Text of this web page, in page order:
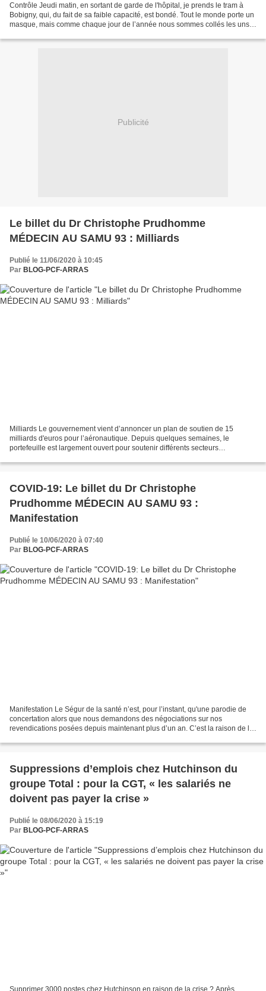
Contrôle Jeudi matin, en sortant de garde de l'hôpital, je prends le tram à
Bobigny, qui, du fait de sa faible capacité, est bondé. Tout le monde porte un
masque, mais comme chaque jour de l’année nous sommes collés les uns
Publicité
Le billet du Dr Christophe Prudhomme
MÉDECIN AU SAMU 93 : Milliards
Publié le 11/06/2020 à 10:45
Par BLOG-PCF-ARRAS
Milliards Le gouvernement vient d’annoncer un plan de soutien de 15
milliards d'euros pour l’aéronautique. Depuis quelques semaines, le
portefeuille est largement ouvert pour soutenir différents secteurs
COVID-19: Le billet du Dr Christophe
Prudhomme MÉDECIN AU SAMU 93 :
Manifestation
Publié le 10/06/2020 à 07:40
Par BLOG-PCF-ARRAS
Manifestation Le Ségur de la santé n’est, pour l’instant, qu'une parodie de
concertation alors que nous demandons des négociations sur nos
revendications posées depuis maintenant plus d’un an. C’est la raison de la
Suppressions d’emplois chez Hutchinson du
groupe Total : pour la CGT, « les salariés ne
doivent pas payer la crise »
Publié le 08/06/2020 à 15:19
Par BLOG-PCF-ARRAS
Supprimer 3000 postes chez Hutchinson en raison de la crise ? Après